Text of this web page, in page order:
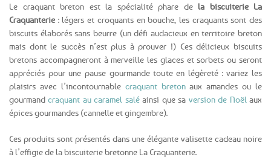
Le craquant breton est la spécialité phare de la biscuiterie La
Craquanterie : légers et croquants en bouche, les craquants sont des
biscuits élaborés sans beurre (un défi audacieux en territoire breton
mais dont le succès n’est plus à prouver !) Ces délicieux biscuits
bretons accompagneront à merveille les glaces et sorbets ou seront
appréciés pour une pause gourmande toute en légèreté : variez les
plaisirs avec l’incontournable craquant bretonaux amandes ou le
gourmandcraquant au caramel saléainsi que sa version de Noël aux
épices gourmandes (cannelle et gingembre).
Ces produits sont présentés dans une élégante valisette cadeau noire
à l’effigie de la biscuiterie bretonne La Craquanterie.